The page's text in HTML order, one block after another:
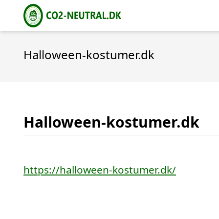
Halloween-kostumer.dk
Halloween-kostumer.dk
https://halloween-kostumer.dk/